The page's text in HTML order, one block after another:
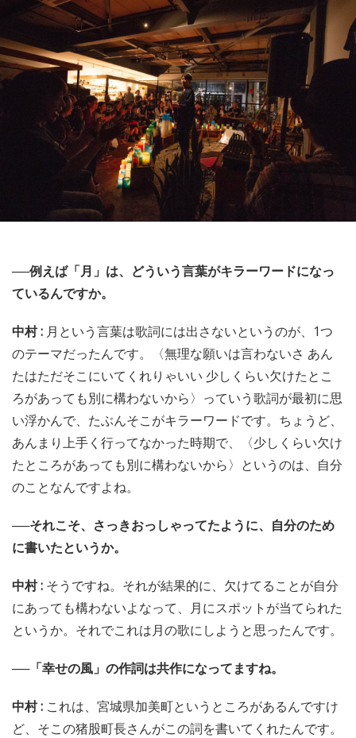
──例えば「月」は、どういう言葉がキラーワードになっ
ているんですか。
中村 : 月という言葉は歌詞には出さないというのが、1つ
のテーマだったんです。〈無理な願いは言わないさ あん
たはただそこにいてくれりゃいい 少しくらい欠けたとこ
ろがあっても別に構わないから〉っていう歌詞が最初に思
い浮かんで、たぶんそこがキラーワードです。ちょうど、
あんまり上手く行ってなかった時期で、〈少しくらい欠け
たところがあっても別に構わないから〉というのは、自分
のことなんですよね。
──それこそ、さっきおっしゃってたように、自分のため
に書いたというか。
中村 : そうですね。それが結果的に、欠けてることが自分
にあっても構わないよなって、月にスポットが当てられた
というか。それでこれは月の歌にしようと思ったんです。
──「幸せの風」の作詞は共作になってますね。
中村 : これは、宮城県加美町というところがあるんですけ
ど、そこの猪股町長さんがこの詞を書いてくれたんです。